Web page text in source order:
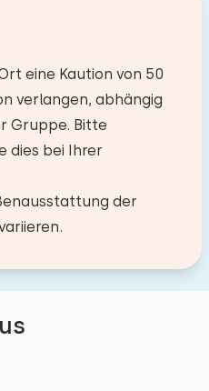
eine Kaution von 50
verlangen, abhängig
Gruppe. Bitte
dies bei Ihrer
der